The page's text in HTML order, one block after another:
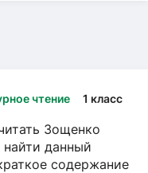
чтение 1 класс
Зощенко
данный
содержание